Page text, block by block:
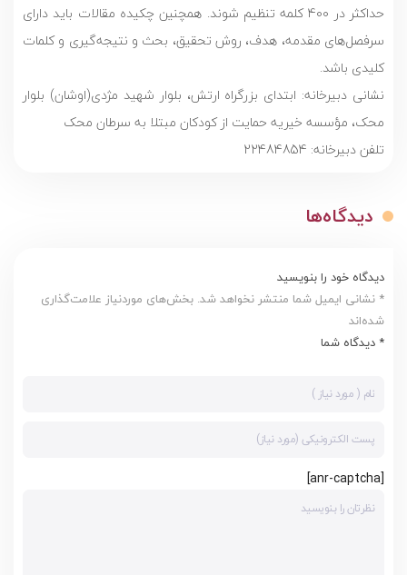
حداکثر در 400 کلمه تنظیم شوند. همچنین چکیده مقالات باید دارای
سرفصل‌های مقدمه، هدف، روش تحقیق، بحث و نتیجه‌گیری و کلمات
کلیدی باشد.
نشانی دبیرخانه: ابتدای بزرگراه ارتش، بلوار شهید مژدی(اوشان) بلوار
محک، مؤسسه خیریه حمایت از کودکان مبتلا به سرطان محک
تلفن دبیرخانه: 22484854
دیدگاه‌ها
دیدگاه خود را بنویسید
* نشانی ایمیل شما منتشر نخواهد شد. بخش‌های موردنیاز علامت‌گذاری
شده‌اند
* دیدگاه شما
[anr-captcha]